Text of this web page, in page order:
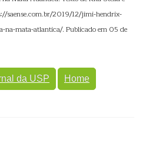
saense.com.br/2019/12/jimi-hendrix-
na-mata-atlantica/. Publicado em 05 de
da USP Home